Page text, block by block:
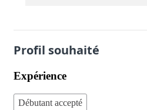
Profil souhaité
Expérience
Débutant accepté